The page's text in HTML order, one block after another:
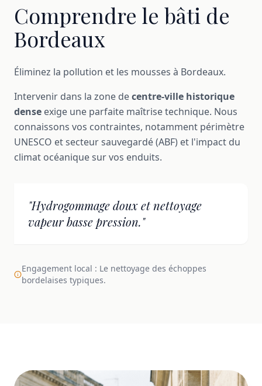
Comprendre le bâti de
Bordeaux
Éliminez la pollution et les mousses à Bordeaux.
Intervenir dans la zone decentre-ville historique
dense exige une parfaite maîtrise technique. Nous
connaissons vos contraintes, notamment périmètre
UNESCO et secteur sauvegardé (ABF) et l'impact du
climat océanique sur vos enduits.
"Hydrogommage doux et nettoyage
vapeur basse pression."
Engagement local : Le nettoyage des échoppes
bordelaises typiques.